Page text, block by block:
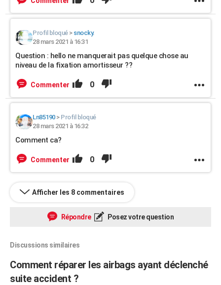
Profil bloqué> snocky.
28 mars 2021 à 16:31
Question : hello ne manquerait pas quelque chose au
niveau de la fixation amortisseur ??
Commenter 0
Ln85190> Profil bloqué
28 mars 2021 à 16:32
Comment ca?
Commenter 0
Afficher les 8 commentaires
Répondre Posez votre question
Discussions similaires
Comment réparer les airbags ayant déclenché
suite accident ?